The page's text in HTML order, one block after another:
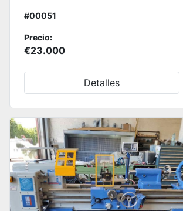
#00051
Precio:
€23.000
Detalles